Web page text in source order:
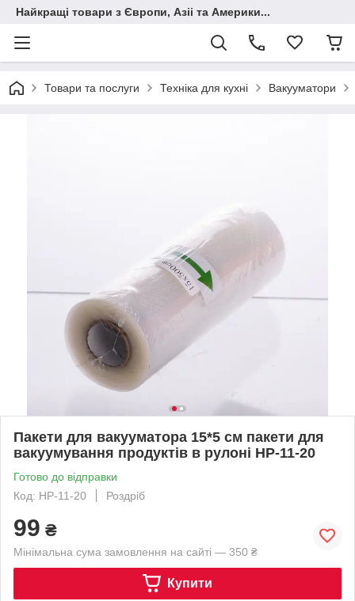
Найкращі товари з Європи, Азіі та Америки...
Товари та послуги Техніка для кухні Вакууматори
Пакети для вакууматора 15*5 см пакети для
вакуумування продуктів в рулоні HP-11-20
Готово до відправки
Код: HP-11-20
Роздріб
99 ₴
Мінімальна сума замовлення на сайті — 350 ₴
Купити